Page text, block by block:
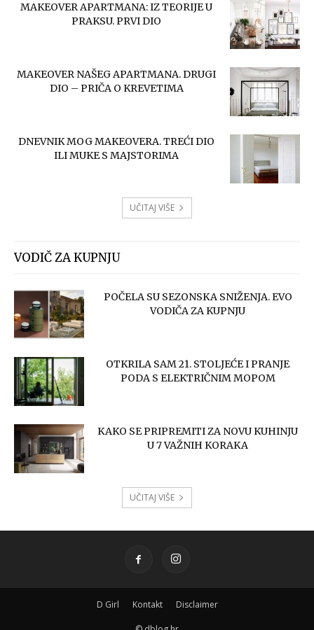
MAKEOVER APARTMANA: IZ TEORIJE U
PRAKSU. PRVI DIO
MAKEOVER NAŠEG APARTMANA. DRUGI
DIO – PRIČA O KREVETIMA
DNEVNIK MOG MAKEOVERA. TREĆI DIO
ILI MUKE S MAJSTORIMA
UČITAJ VIŠE
VODIČ ZA KUPNJU
POČELA SU SEZONSKA SNIŽENJA. EVO
VODIČA ZA KUPNJU
OTKRILA SAM 21. STOLJEĆE I PRANJE
PODA S ELEKTRIČNIM MOPOM
KAKO SE PRIPREMITI ZA NOVU KUHINJU
U 7 VAŽNIH KORAKA
UČITAJ VIŠE
D Girl Kontakt Disclaimer